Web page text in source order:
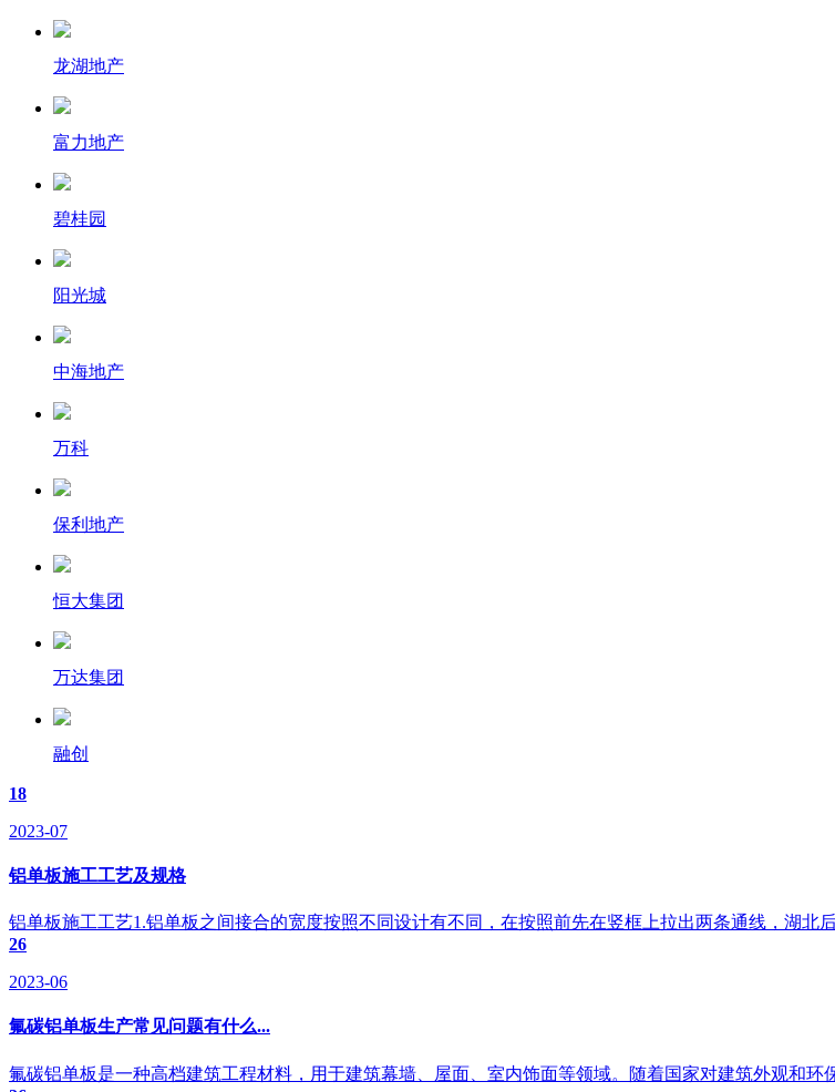
龙湖地产
富力地产
碧桂园
阳光城
中海地产
万科
保利地产
恒大集团
万达集团
融创
18
2023-07
铝单板施工工艺及规格
铝单板施工工艺1.铝单板之间接合的宽度按照不同设计有不同，在按照前先在竖框上拉出两条通线，湖北
26
2023-06
氟碳铝单板生产常见问题有什么...
氟碳铝单板是一种高档建筑工程材料，用于建筑幕墙、屋面、室内饰面等领域。随着国家对建筑外观和环